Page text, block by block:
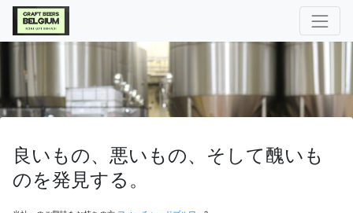
良いもの、悪いもの、そして醜いも
のを発見する。